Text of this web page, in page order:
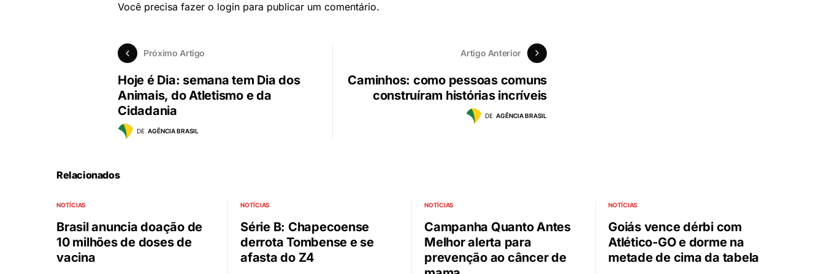
Você precisa fazer o login para publicar um comentário.
Próximo Artigo
Hoje é Dia: semana tem Dia dos
Animais, do Atletismo e da
Cidadania
DE AGÊNCIA BRASIL
Artigo Anterior
Caminhos: como pessoas comuns
construíram histórias incríveis
DE AGÊNCIA BRASIL
Relacionados
NOTÍCIAS
Brasil anuncia doação de
10 milhões de doses de
vacina
NOTÍCIAS
Série B: Chapecoense
derrota Tombense e se
afasta do Z4
NOTÍCIAS
Campanha Quanto Antes
Melhor alerta para
prevenção ao câncer de
NOTÍCIAS
Goiás vence dérbi com
Atlético-GO e dorme na
metade de cima da tabela